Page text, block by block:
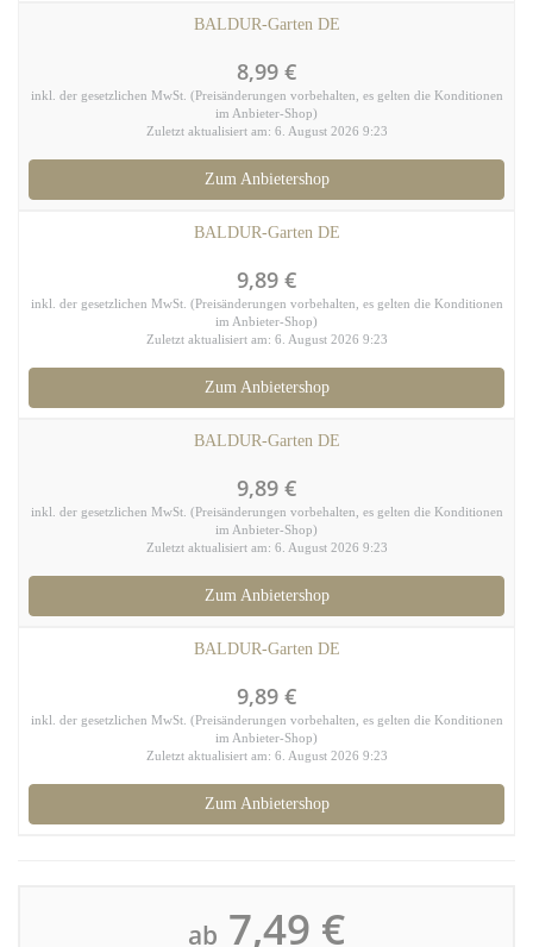
BALDUR-Garten DE
8,99 €
inkl. der gesetzlichen MwSt. (Preisänderungen vorbehalten, es gelten die Konditionen
im Anbieter-Shop)
Zuletzt aktualisiert am: 6. August 2026 9:23
Zum Anbietershop
BALDUR-Garten DE
9,89 €
inkl. der gesetzlichen MwSt. (Preisänderungen vorbehalten, es gelten die Konditionen
im Anbieter-Shop)
Zuletzt aktualisiert am: 6. August 2026 9:23
Zum Anbietershop
BALDUR-Garten DE
9,89 €
inkl. der gesetzlichen MwSt. (Preisänderungen vorbehalten, es gelten die Konditionen
im Anbieter-Shop)
Zuletzt aktualisiert am: 6. August 2026 9:23
Zum Anbietershop
BALDUR-Garten DE
9,89 €
inkl. der gesetzlichen MwSt. (Preisänderungen vorbehalten, es gelten die Konditionen
im Anbieter-Shop)
Zuletzt aktualisiert am: 6. August 2026 9:23
Zum Anbietershop
ab 7,49 €